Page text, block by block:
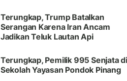
Terungkap, Trump Batalkan
Serangan Karena Iran Ancam
Jadikan Teluk Lautan Api
Terungkap, Pemilik 995 Senjata di
Sekolah Yayasan Pondok Pinang